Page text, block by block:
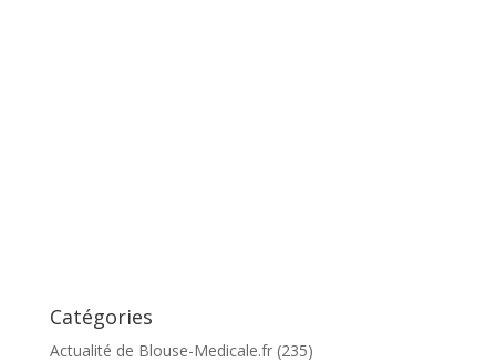
Catégories
Actualité de Blouse-Medicale.fr(235)